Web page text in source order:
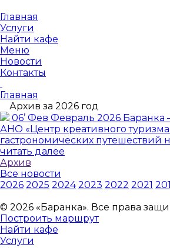
Главная
Услуги
Найти кафе
Меню
Новости
Контакты
Главная
Архив за 2026 год
06’ Фев Февраль 2026 Баранка
АНО «Центр креативного
гастрономических
читать далее
Архив
Все новости
2026 2025 2024 2023 2022 2021
© 2026 «Баранка». Все права
Построить маршрут
Найти кафе
Услуги